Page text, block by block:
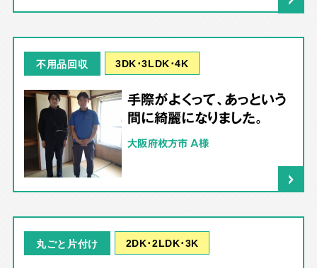
不用品回収 3DK･3LDK･4K
手際がよくって、あっという
間に綺麗になりました。
大阪府枚方市 A様
丸ごと片付け 2DK･2LDK･3K